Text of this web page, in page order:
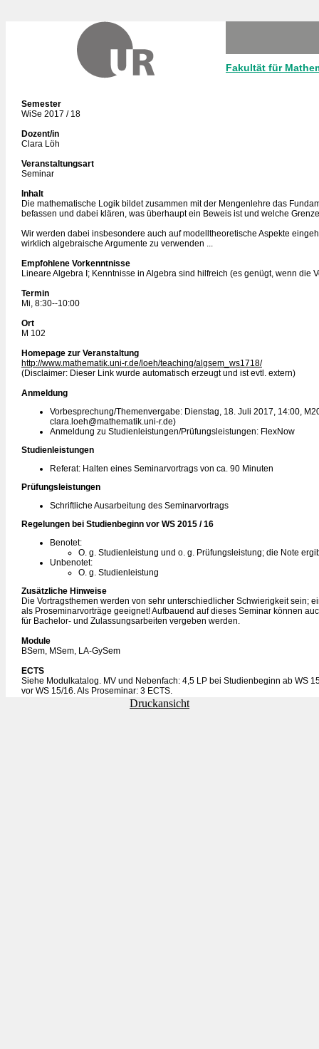
Fakultät für
Semester
WiSe 2017 / 18
Dozent/in
Clara Löh
Veranstaltungsart
Seminar
Inhalt
Die mathematische Logik bildet zusammen mit der Mengenlehre das
befassen und dabei klären, was überhaupt ein Beweis ist und welche
Wir werden dabei insbesondere auch auf modelltheoretische Aspekte
wirklich algebraische Argumente zu verwenden ...
Empfohlene Vorkenntnisse
Lineare Algebra I; Kenntnisse in Algebra sind hilfreich (es genügt, wenn die
Termin
Mi, 8:30--10:00
Ort
M 102
Homepage zur Veranstaltung
http://www.mathematik.uni-r.de/loeh/teaching/algsem_ws1718/
(Disclaimer: Dieser Link wurde automatisch erzeugt und ist evtl. extern)
Anmeldung
Vorbesprechung/Themenvergabe: Dienstag, 18. Juli 2017, 14:00,
clara.loeh@mathematik.uni-r.de)
Anmeldung zu Studienleistungen/Prüfungsleistungen: FlexNow
Studienleistungen
Referat: Halten eines Seminarvortrags von ca. 90 Minuten
Prüfungsleistungen
Schriftliche Ausarbeitung des Seminarvortrags
Regelungen bei Studienbeginn vor WS 2015 / 16
Benotet:
O. g. Studienleistung und o. g. Prüfungsleistung; die Note
Unbenotet:
O. g. Studienleistung
Zusätzliche Hinweise
Die Vortragsthemen werden von sehr unterschiedlicher Schwierigkeit sein;
als Proseminarvorträge geeignet! Aufbauend auf dieses Seminar können
für Bachelor- und Zulassungsarbeiten vergeben werden.
Module
BSem, MSem, LA-GySem
ECTS
Siehe Modulkatalog. MV und Nebenfach: 4,5 LP bei Studienbeginn ab WS
vor WS 15/16. Als Proseminar: 3 ECTS.
Druckansicht